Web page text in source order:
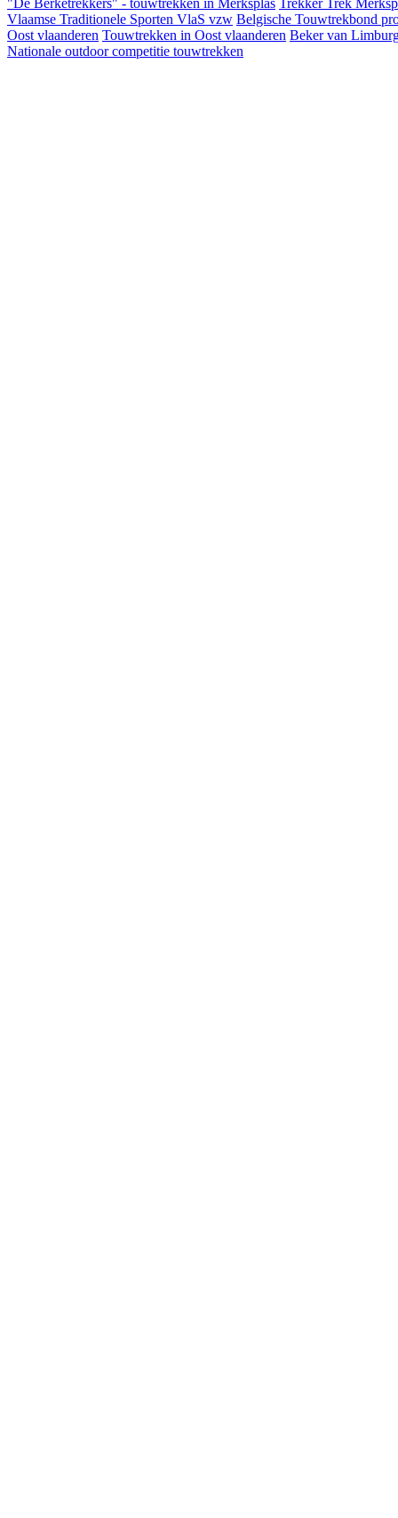
Vlaamse Traditionele Sporten VlaS vzw Belgische Touwtrekbond
Oost vlaanderen Touwtrekken in Oost vlaanderen Beker van
Nationale outdoor competitie touwtrekken